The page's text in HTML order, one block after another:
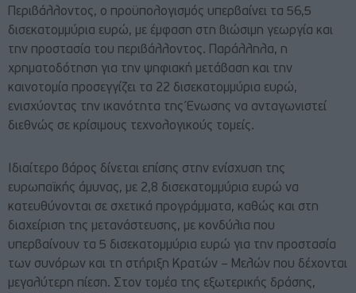
Περιβάλλοντος, ο προϋπολογισμός υπερβαίνει τα 56,5
δισεκατομμύρια ευρώ, με έμφαση στη βιώσιμη γεωργία και
την προστασία του περιβάλλοντος. Παράλληλα, η
χρηματοδότηση για την ψηφιακή μετάβαση και την
καινοτομία προσεγγίζει τα 22 δισεκατομμύρια ευρώ,
ενισχύοντας την ικανότητα της Ένωσης να ανταγωνιστεί
διεθνώς σε κρίσιμους τεχνολογικούς τομείς.
Ιδιαίτερο βάρος δίνεται επίσης στην ενίσχυση της
ευρωπαϊκής άμυνας, με 2,8 δισεκατομμύρια ευρώ να
κατευθύνονται σε σχετικά προγράμματα, καθώς και στη
διαχείριση της μετανάστευσης, με κονδύλια που
υπερβαίνουν τα 5 δισεκατομμύρια ευρώ για την προστασία
των συνόρων και τη στήριξη Kρατών – Mελών που δέχονται
μεγαλύτερη πίεση. Στον τομέα της εξωτερικής δράσης,